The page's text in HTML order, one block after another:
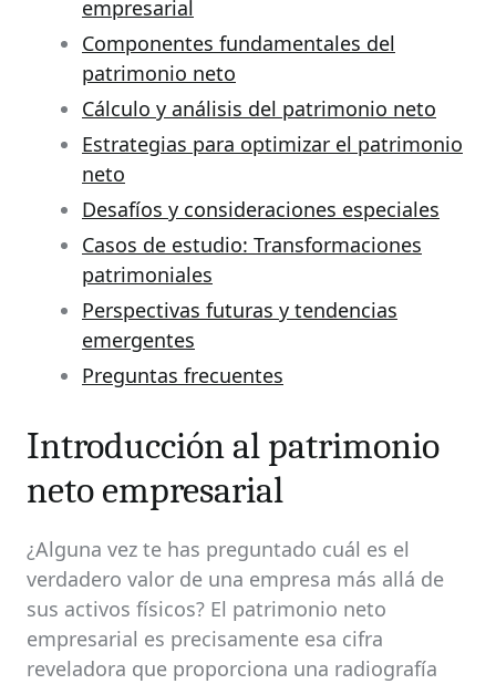
empresarial
Componentes fundamentales del
patrimonio neto
Cálculo y análisis del patrimonio neto
Estrategias para optimizar el patrimonio
neto
Desafíos y consideraciones especiales
Casos de estudio: Transformaciones
patrimoniales
Perspectivas futuras y tendencias
emergentes
Preguntas frecuentes
Introducción al patrimonio
neto empresarial
¿Alguna vez te has preguntado cuál es el
verdadero valor de una empresa más allá de
sus activos físicos? El patrimonio neto
empresarial es precisamente esa cifra
reveladora que proporciona una radiografía